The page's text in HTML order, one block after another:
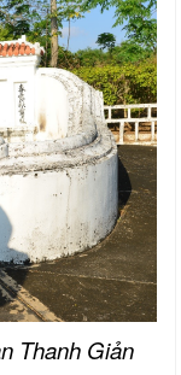
Thanh Giản